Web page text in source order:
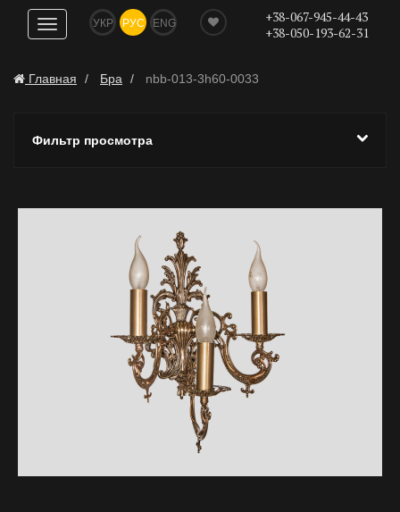
Показать
навигацию
УКР РУС ENG
+38-067-945-44-43
+38-050-193-62-31
Главная Бра nbb-013-3h60-0033
Фильтр просмотра